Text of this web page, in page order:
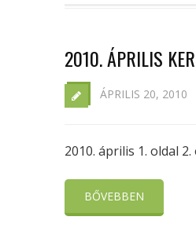
2010. ÁPRILIS
ÁPRILIS 20, 2010
2010. április 1. oldal
BŐVEBBEN